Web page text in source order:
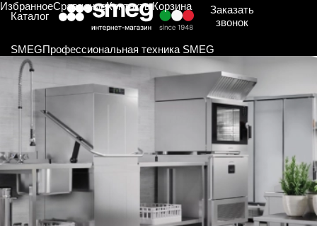
Каталог
Заказать
звонок
ИзбранноеСравнениеКонтактыКорзина
SMEGПрофессиональная техника SMEG